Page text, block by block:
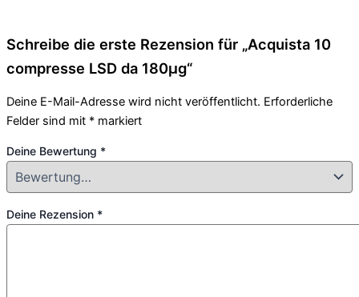
Schreibe die erste Rezension für „Acquista 10
compresse LSD da 180µg“
Deine E-Mail-Adresse wird nicht veröffentlicht. Erforderliche
Felder sind mit * markiert
Deine Bewertung *
Deine Rezension *